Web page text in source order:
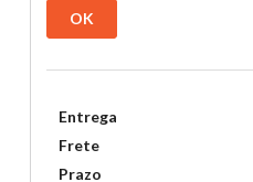
OK
Entrega
Frete
Prazo